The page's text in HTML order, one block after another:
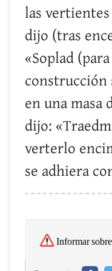
las vertientes
dijo (tras
«Soplad
construcción
en una masa
dijo:
verterlo
se adhiera
Informar